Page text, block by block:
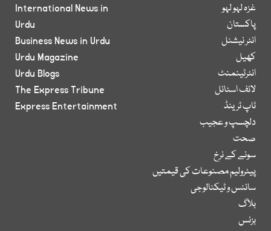
غزہ لہو لہو
پاکستان
انٹر نیشنل
کھیل
انٹرٹینمنٹ
لائف اسٹائل
ٹاپ ٹرینڈ
دلچسپ و عجیب
صحت
سونے کے نرخ
پیٹرولیم مصنوعات کی قیمتیں
سائنس و ٹیکنالوجی
بلاگ
بزنس
International News in
Urdu
Business News in Urdu
Urdu Magazine
Urdu Blogs
The Express Tribune
Express Entertainment